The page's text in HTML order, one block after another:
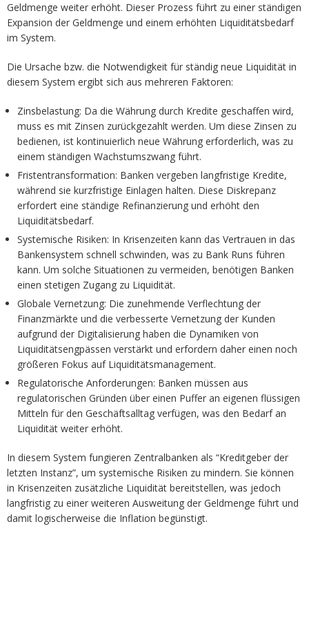
Geldmenge weiter erhöht. Dieser Prozess führt zu einer ständigen
Expansion der Geldmenge und einem erhöhten Liquiditätsbedarf
im System.
Die Ursache bzw. die Notwendigkeit für ständig neue Liquidität in
diesem System ergibt sich aus mehreren Faktoren:
Zinsbelastung: Da die Währung durch Kredite geschaffen wird,
muss es mit Zinsen zurückgezahlt werden. Um diese Zinsen zu
bedienen, ist kontinuierlich neue Währung erforderlich, was zu
einem ständigen Wachstumszwang führt.
Fristentransformation: Banken vergeben langfristige Kredite,
während sie kurzfristige Einlagen halten. Diese Diskrepanz
erfordert eine ständige Refinanzierung und erhöht den
Liquiditätsbedarf.
Systemische Risiken: In Krisenzeiten kann das Vertrauen in das
Bankensystem schnell schwinden, was zu Bank Runs führen
kann. Um solche Situationen zu vermeiden, benötigen Banken
einen stetigen Zugang zu Liquidität.
Globale Vernetzung: Die zunehmende Verflechtung der
Finanzmärkte und die verbesserte Vernetzung der Kunden
aufgrund der Digitalisierung haben die Dynamiken von
Liquiditätsengpässen verstärkt und erfordern daher einen noch
größeren Fokus auf Liquiditätsmanagement.
Regulatorische Anforderungen: Banken müssen aus
regulatorischen Gründen über einen Puffer an eigenen flüssigen
Mitteln für den Geschäftsalltag verfügen, was den Bedarf an
Liquidität weiter erhöht.
In diesem System fungieren Zentralbanken als “Kreditgeber der
letzten Instanz”, um systemische Risiken zu mindern. Sie können
in Krisenzeiten zusätzliche Liquidität bereitstellen, was jedoch
langfristig zu einer weiteren Ausweitung der Geldmenge führt und
damit logischerweise die Inflation begünstigt.